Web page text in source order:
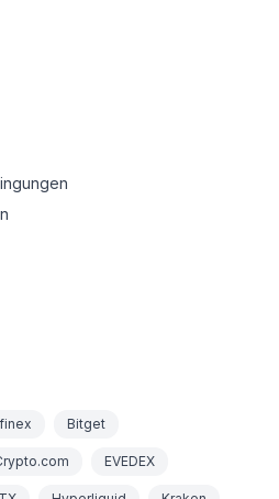
Bitget
EVEDEX